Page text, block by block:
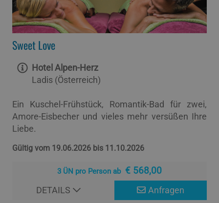
Sweet Love
Hotel Alpen-Herz
Ladis (Österreich)
Ein Kuschel-Frühstück, Romantik-Bad für zwei,
Amore-Eisbecher und vieles mehr versüßen Ihre
Liebe.
Gültig vom 19.06.2026 bis 11.10.2026
3 ÜN pro Person ab € 568,00
Anfragen
DETAILS